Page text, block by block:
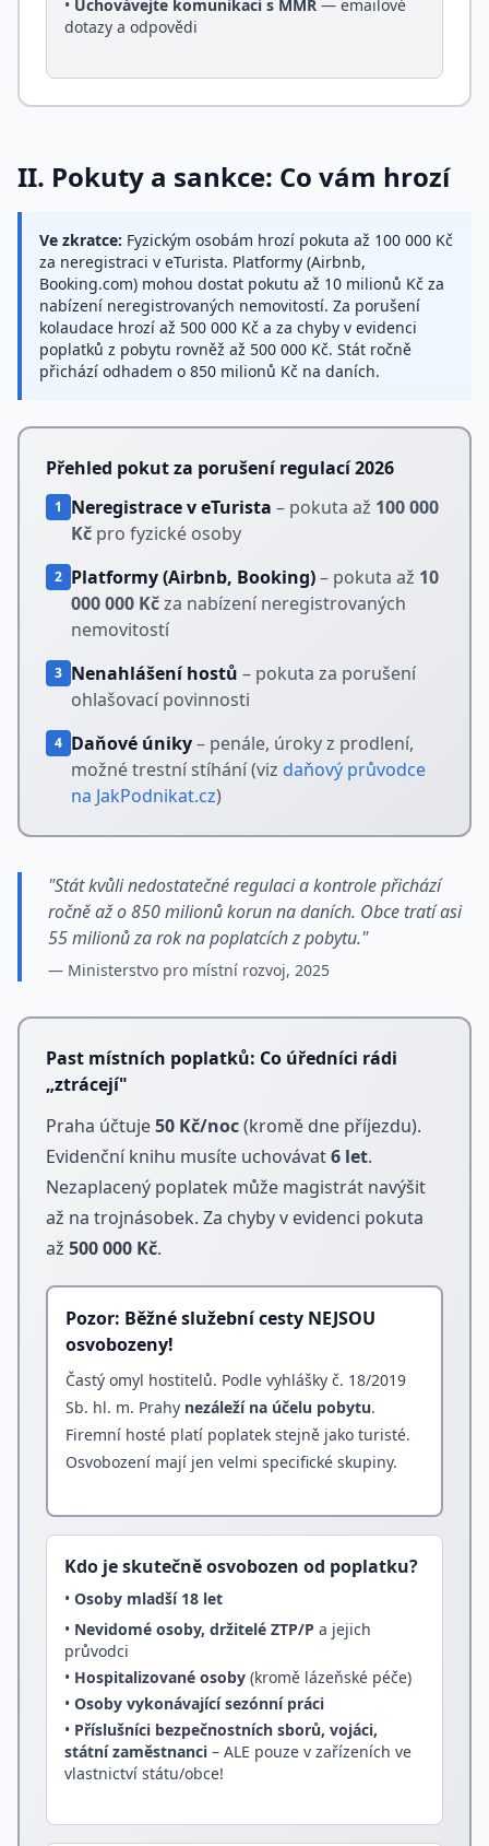
• Uchovávejte komunikaci s MMR — emailové
dotazy a odpovědi
II. Pokuty a sankce: Co vám hrozí
Ve zkratce: Fyzickým osobám hrozí pokuta až 100 000 Kč
za neregistraci v eTurista. Platformy (Airbnb,
Booking.com) mohou dostat pokutu až 10 milionů Kč za
nabízení neregistrovaných nemovitostí. Za porušení
kolaudace hrozí až 500 000 Kč a za chyby v evidenci
poplatků z pobytu rovněž až 500 000 Kč. Stát ročně
přichází odhadem o 850 milionů Kč na daních.
Přehled pokut za porušení regulací 2026
1 Neregistrace v eTurista – pokuta až 100 000
Kč pro fyzické osoby
2 Platformy (Airbnb, Booking)– pokuta až 10
000 000 Kčza nabízení neregistrovaných
nemovitostí
3 Nenahlášení hostů – pokuta za porušení
ohlašovací povinnosti
4 Daňové úniky– penále, úroky z prodlení,
možné trestní stíhání (viz daňový průvodce
na JakPodnikat.cz)
"Stát kvůli nedostatečné regulaci a kontrole přichází
ročně až o 850 milionů korun na daních. Obce tratí asi
55 milionů za rok na poplatcích z pobytu."
— Ministerstvo pro místní rozvoj, 2025
Past místních poplatků: Co úředníci rádi
„ztrácejí"
Praha účtuje50 Kč/noc(kromě dne příjezdu).
Evidenční knihu musíte uchovávat6 let.
Nezaplacený poplatek může magistrát navýšit
až na trojnásobek. Za chyby v evidenci pokuta
až 500 000 Kč.
Pozor: Běžné služební cesty NEJSOU
osvobozeny!
Častý omyl hostitelů. Podle vyhlášky č. 18/2019
Sb. hl. m. Prahy nezáleží na účelu pobytu.
Firemní hosté platí poplatek stejně jako turisté.
Osvobození mají jen velmi specifické skupiny.
Kdo je skutečně osvobozen od poplatku?
• Osoby mladší 18 let
• Nevidomé osoby, držitelé ZTP/P a jejich
průvodci
• Hospitalizované osoby (kromě lázeňské péče)
• Osoby vykonávající sezónní práci
• Příslušníci bezpečnostních sborů, vojáci,
státní zaměstnanci – ALE pouze v zařízeních ve
vlastnictví státu/obce!